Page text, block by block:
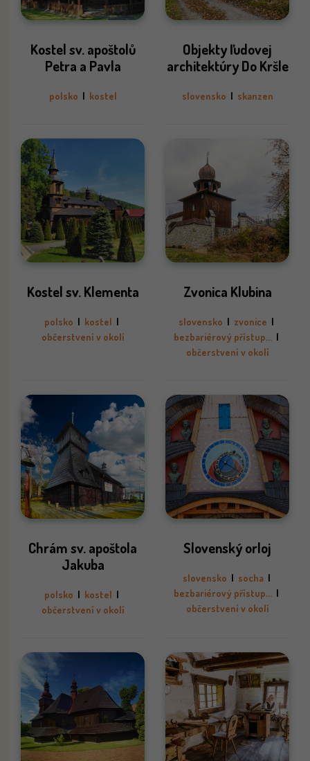
Kostel sv. apoštolů
Petra a Pavla
polsko kostel
Objekty ľudovej
architektúry Do Kršle
slovensko skanzen
Kostel sv. Klementa
polsko kostel
občerstvení v okolí
Zvonica Klubina
slovensko zvonice
bezbariérový přístup...
občerstvení v okolí
Chrám sv. apoštola
Jakuba
polsko kostel
občerstvení v okolí
Slovenský orloj
slovensko socha
bezbariérový přístup...
občerstvení v okolí